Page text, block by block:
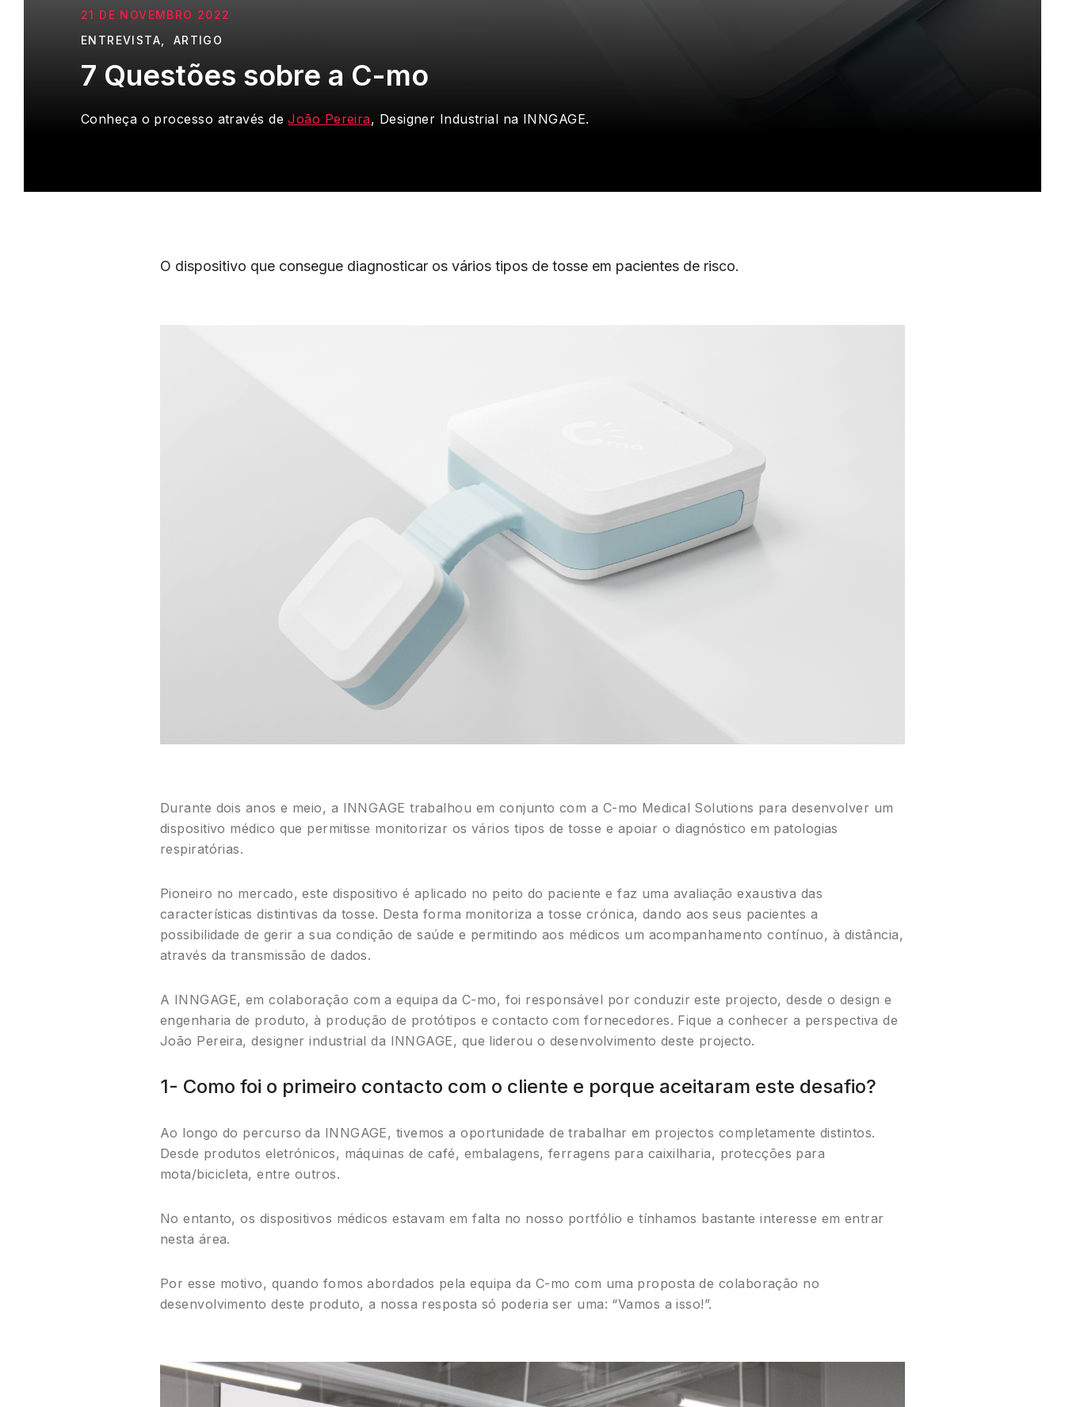
21 DE NOVEMBRO 2022
ENTREVISTA
ARTIGO
7 Questões sobre a C-mo
Conheça o processo através deJoão Pereira, Designer Industrial na INNGAGE.
O dispositivo que consegue diagnosticar os vários tipos de tosse em pacientes de risco.
Durante dois anos e meio, a INNGAGE trabalhou em conjunto com a C-mo Medical Solutions para desenvolver um
dispositivo médico que permitisse monitorizar os vários tipos de tosse e apoiar o diagnóstico em patologias
respiratórias.
Pioneiro no mercado, este dispositivo é aplicado no peito do paciente e faz uma avaliação exaustiva das
características distintivas da tosse. Desta forma monitoriza a tosse crónica, dando aos seus pacientes a
possibilidade de gerir a sua condição de saúde e permitindo aos médicos um acompanhamento contínuo, à distância,
através da transmissão de dados.
A INNGAGE, em colaboração com a equipa da C-mo, foi responsável por conduzir este projecto, desde o design e
engenharia de produto, à produção de protótipos e contacto com fornecedores. Fique a conhecer a perspectiva de
João Pereira, designer industrial da INNGAGE, que liderou o desenvolvimento deste projecto.
1- Como foi o primeiro contacto com o cliente e porque aceitaram este desafio?
Ao longo do percurso da INNGAGE, tivemos a oportunidade de trabalhar em projectos completamente distintos.
Desde produtos eletrónicos, máquinas de café, embalagens, ferragens para caixilharia, protecções para
mota/bicicleta, entre outros.
No entanto, os dispositivos médicos estavam em falta no nosso portfólio e tínhamos bastante interesse em entrar
nesta área.
Por esse motivo, quando fomos abordados pela equipa da C-mo com uma proposta de colaboração no
desenvolvimento deste produto, a nossa resposta só poderia ser uma: “Vamos a isso!”.